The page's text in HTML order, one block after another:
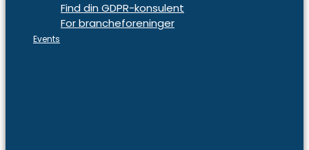
Find din GDPR-konsulent
For brancheforeninger
Events